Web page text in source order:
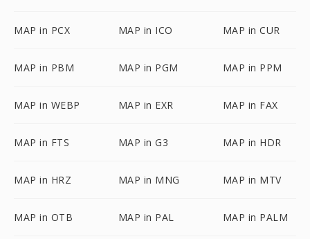
MAP in PCX MAP in ICO MAP in CUR
MAP in PBM MAP in PGM MAP in PPM
MAP in WEBP MAP in EXR MAP in FAX
MAP in FTS MAP in G3 MAP in HDR
MAP in HRZ MAP in MNG MAP in MTV
MAP in OTB MAP in PAL MAP in PALM